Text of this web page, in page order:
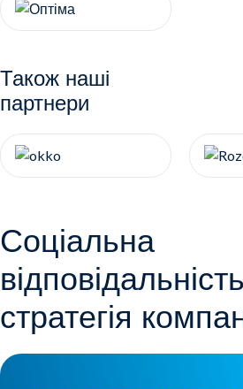
Також наші
партнери
Соціальна
стратегія